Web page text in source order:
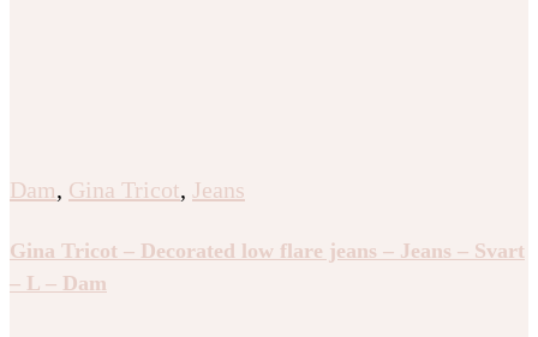
Dam, Gina Tricot, Jeans
Gina Tricot – Decorated low flare jeans – Jeans – Svart
– L – Dam